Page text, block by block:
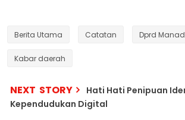
Berita Utama Catatan Dprd
Kabar daerah
NEXT STORY
Hati Hati Penipuan
Kependudukan Digital